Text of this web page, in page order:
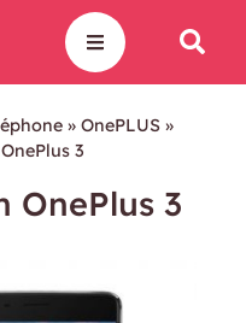
» OnePLUS»
3
OnePlus 3